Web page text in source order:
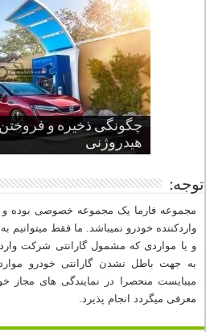
چگونگی ذخیره و
هیدروژنی
قدرتمندترین ماسل کارها
عضلانی امریکایی
چرا نمک باعث خوردگی
پنج کابین جذاب سال
خودروسازی
از صفر تا صد طراحی
سوم
توجه:
مجموعه فارما یک مجموعه خصوصی بوده و
واردکننده خودرو نمیباشد. ما فقط میتوانیم
و یا مواردی که مشمول گارانتی شرکت
به جهت باطل نشدن گارانتی خودرو
میبایست منحصرا در نمایندگی های مجاز
معرفی میگردد انجام پذیرد.